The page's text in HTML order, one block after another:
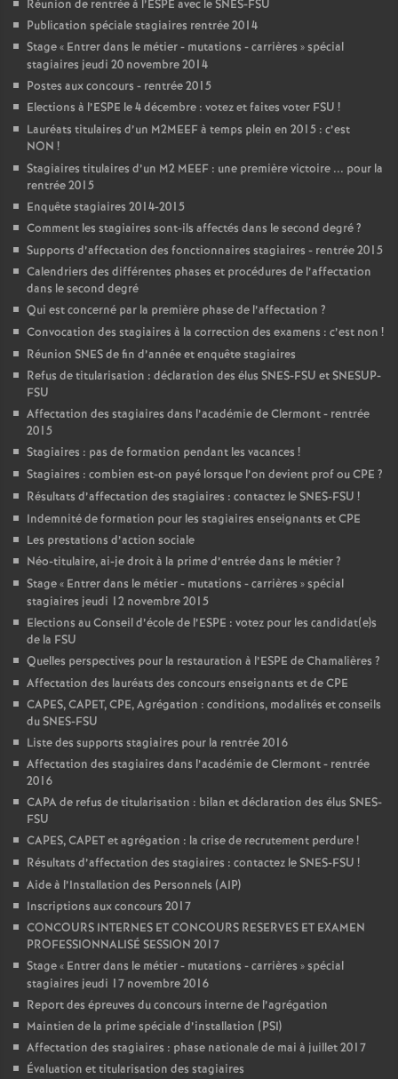
Réunion de rentrée à l’ESPE avec le SNES-FSU
Publication spéciale stagiaires rentrée 2014
Stage « Entrer dans le métier - mutations - carrières » spécial
stagiaires jeudi 20 novembre 2014
Postes aux concours - rentrée 2015
Elections à l’ESPE le 4 décembre : votez et faites voter FSU !
Lauréats titulaires d’un M2MEEF à temps plein en 2015 : c’est
NON !
Stagiaires titulaires d’un M2 MEEF : une première victoire ... pour la
rentrée 2015
Enquête stagiaires 2014-2015
Comment les stagiaires sont-ils affectés dans le second degré?
Supports d’affectation des fonctionnaires stagiaires - rentrée 2015
Calendriers des différentes phases et procédures de l’affectation
dans le second degré
Qui est concerné par la première phase de l’affectation ?
Convocation des stagiaires à la correction des examens : c’est non !
Réunion SNES de fin d’année et enquête stagiaires
Refus de titularisation : déclaration des élus SNES-FSU et SNESUP-
FSU
Affectation des stagiaires dans l’académie de Clermont - rentrée
2015
Stagiaires : pas de formation pendant les vacances !
Stagiaires : combien est-on payé lorsque l’on devient prof ou CPE ?
Résultats d’affectation des stagiaires : contactez le SNES-FSU !
Indemnité de formation pour les stagiaires enseignants et CPE
Les prestations d’action sociale
Néo-titulaire, ai-je droit à la prime d’entrée dans le métier?
Stage « Entrer dans le métier - mutations - carrières » spécial
stagiaires jeudi 12 novembre 2015
Elections au Conseil d’école de l’ESPE : votez pour les candidat(e)s
de la FSU
Quelles perspectives pour la restauration à l’ESPE de Chamalières ?
Affectation des lauréats des concours enseignants et de CPE
CAPES, CAPET, CPE, Agrégation : conditions, modalités et conseils
du SNES-FSU
Liste des supports stagiaires pour la rentrée 2016
Affectation des stagiaires dans l’académie de Clermont - rentrée
2016
CAPA de refus de titularisation : bilan et déclaration des élus SNES-
FSU
CAPES, CAPET et agrégation : la crise de recrutement perdure!
Résultats d’affectation des stagiaires : contactez le SNES-FSU !
Aide à l’Installation des Personnels (AIP)
Inscriptions aux concours 2017
CONCOURS INTERNES ET CONCOURS RESERVES ET EXAMEN
PROFESSIONNALISÉ SESSION 2017
Stage « Entrer dans le métier - mutations - carrières » spécial
stagiaires jeudi 17 novembre 2016
Report des épreuves du concours interne de l’agrégation
Maintien de la prime spéciale d’installation (PSI)
Affectation des stagiaires : phase nationale de mai à juillet 2017
Évaluation et titularisation des stagiaires